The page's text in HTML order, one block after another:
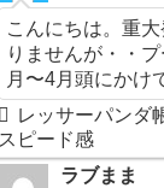
こんにちは。重
りませんが・・
月〜4月頭にかけ
レッサーパンダ
スピード感
ラブまま